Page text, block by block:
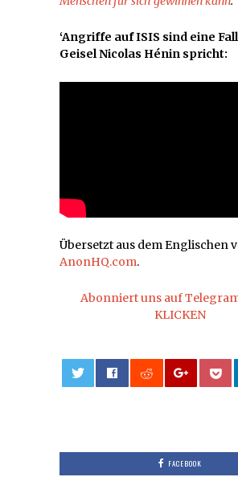
‘Angriffe auf ISIS sind eine
Geisel Nicolas Hénin spricht:
Übersetzt aus dem Englischen
AnonHQ.com.
Abonniert uns auf
KLICKEN
FACEBOOK